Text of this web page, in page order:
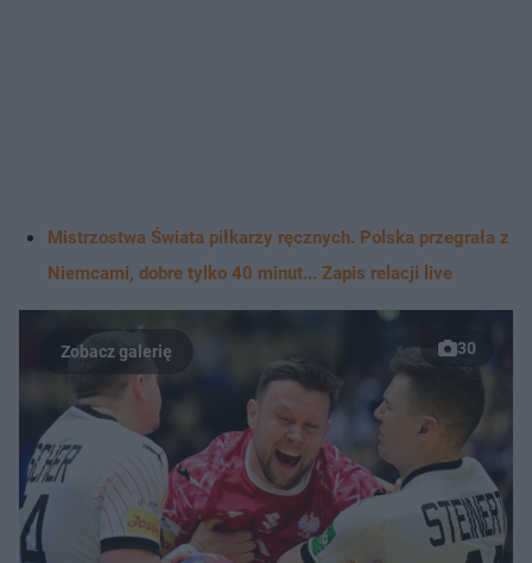
Mistrzostwa Świata piłkarzy ręcznych. Polska przegrała z
Niemcami, dobre tylko 40 minut... Zapis relacji live
30